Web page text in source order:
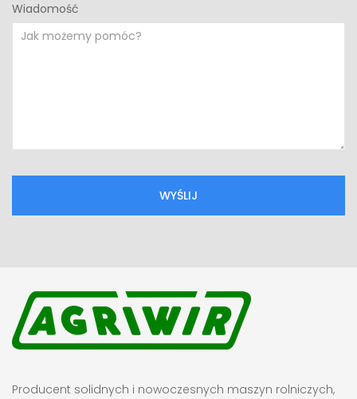
Wiadomość
Producent solidnych i nowoczesnych maszyn rolniczych,